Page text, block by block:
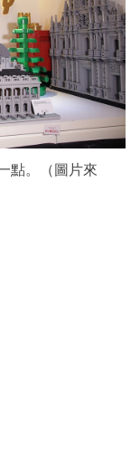
點。（圖片來